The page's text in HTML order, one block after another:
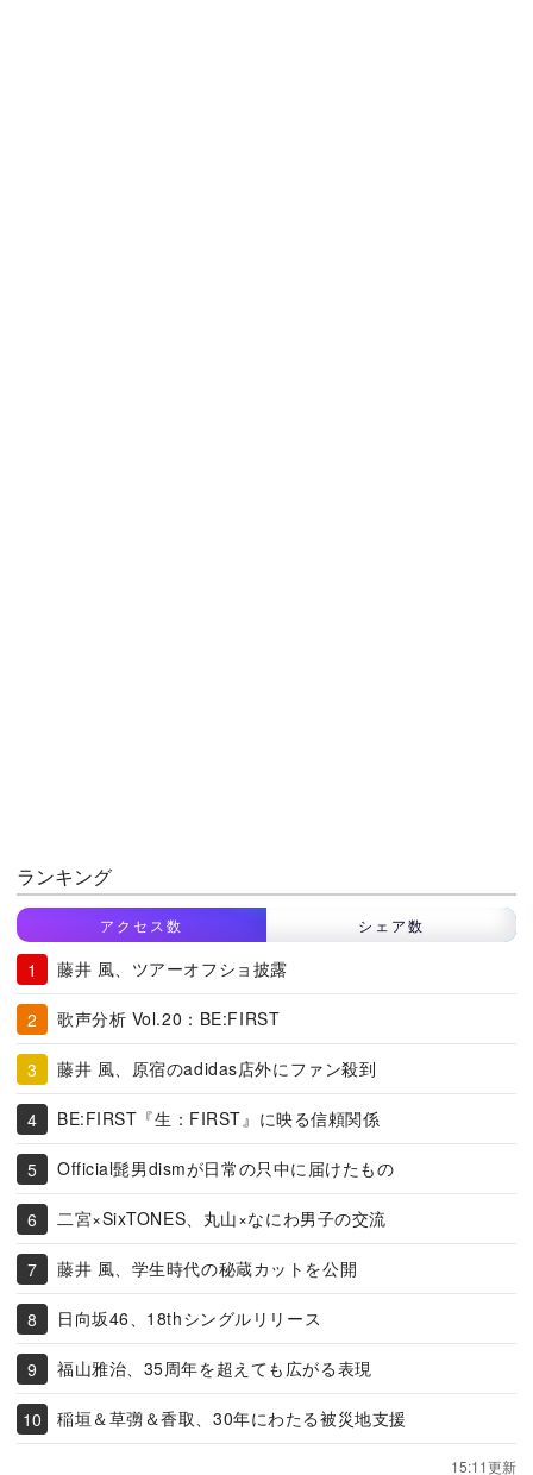
ランキング
アクセス数 シェア数
藤井 風、ツアーオフショ披露
歌声分析 Vol.20：BE:FIRST
藤井 風、原宿のadidas店外にファン殺到
BE:FIRST『生：FIRST』に映る信頼関係
Official髭男dismが日常の只中に届けたもの
二宮×SixTONES、丸山×なにわ男子の交流
藤井 風、学生時代の秘蔵カットを公開
日向坂46、18thシングルリリース
福山雅治、35周年を超えても広がる表現
稲垣＆草彅＆香取、30年にわたる被災地支援
15:11更新